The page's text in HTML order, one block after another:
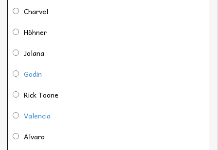
Charvel
Höhner
Jolana
Godin
Rick Toone
Valencia
Alvaro